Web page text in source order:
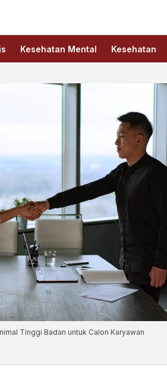
Kesehatan Mental Kesehatan
Tinggi Badan untuk Calon Karyawan